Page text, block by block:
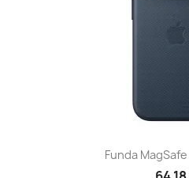
Funda MagSafe